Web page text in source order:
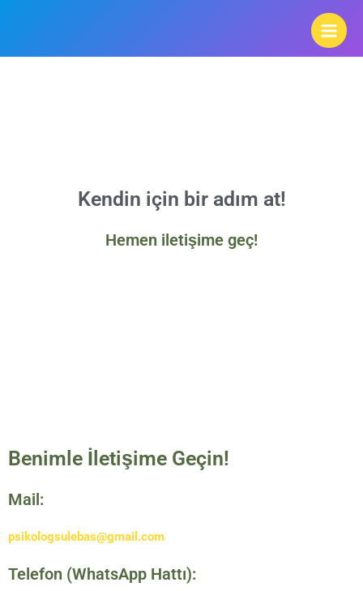
Kendin için bir adım at!
Hemen iletişime geç!
Benimle İletişime Geçin!
Mail:
psikologsulebas@gmail.com
Telefon (WhatsApp Hattı):